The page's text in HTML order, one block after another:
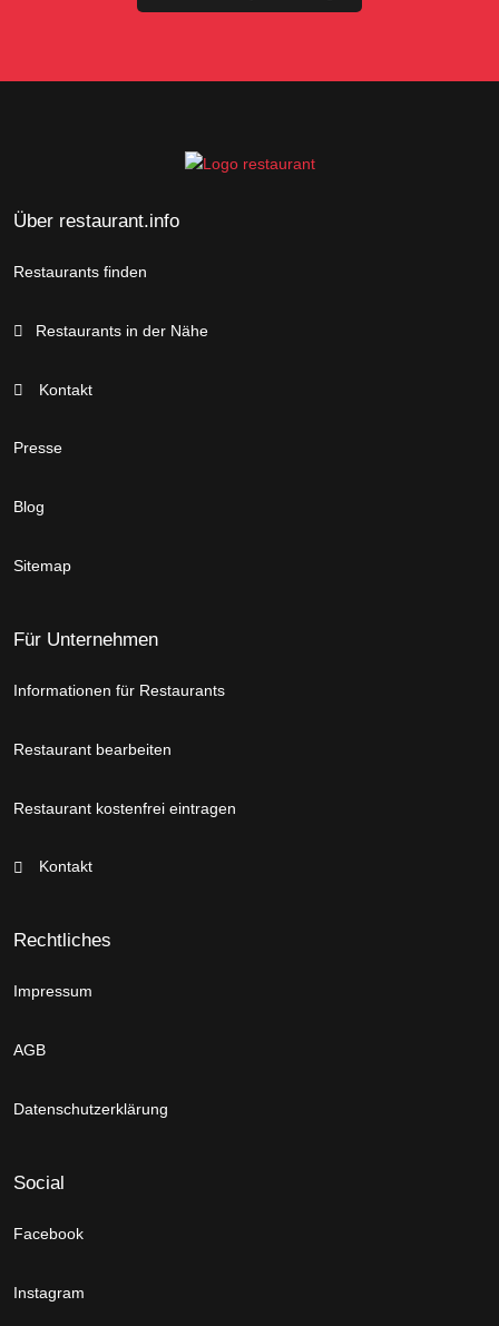
Über restaurant.info
Restaurants finden
Restaurants in der Nähe
Kontakt
Presse
Blog
Sitemap
Für Unternehmen
Informationen für Restaurants
Restaurant bearbeiten
Restaurant kostenfrei eintragen
Kontakt
Rechtliches
Impressum
AGB
Datenschutzerklärung
Social
Facebook
Instagram